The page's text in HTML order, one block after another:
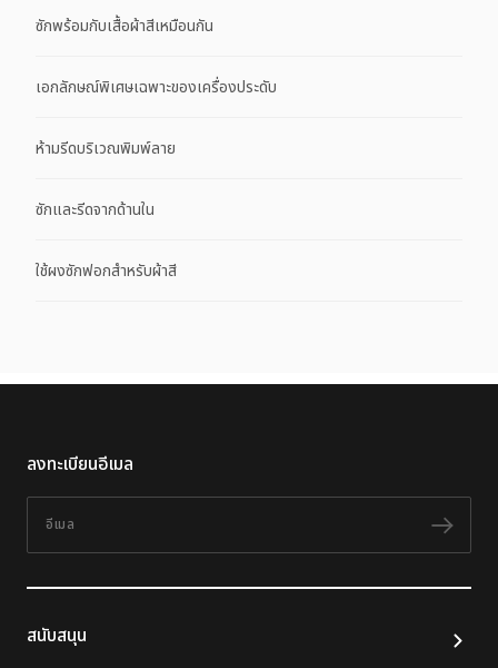
ซักพร้อมกับเสื้อผ้าสีเหมือนกัน
เอกลักษณ์พิเศษเฉพาะของเครื่องประดับ
ห้ามรีดบริเวณพิมพ์ลาย
ซักและรีดจากด้านใน
ใช้ผงซักฟอกสำหรับผ้าสี
ลงทะเบียนอีเมล
ติดต
สนับสนุน